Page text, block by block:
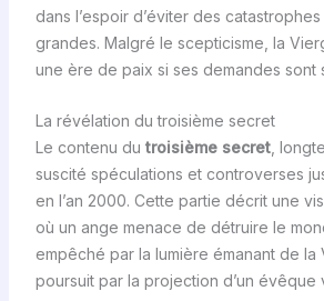
dans l’espoir d’éviter des
grandes. Malgré le scepticisme, la
une ère de paix si ses demandes sont
La révélation du troisième secret
Le contenu du troisième secret,
suscité spéculations et controverses
en l’an 2000. Cette partie décrit une
où un ange menace de détruire le
empêché par la lumière émanant de la
poursuit par la projection d’un évêque